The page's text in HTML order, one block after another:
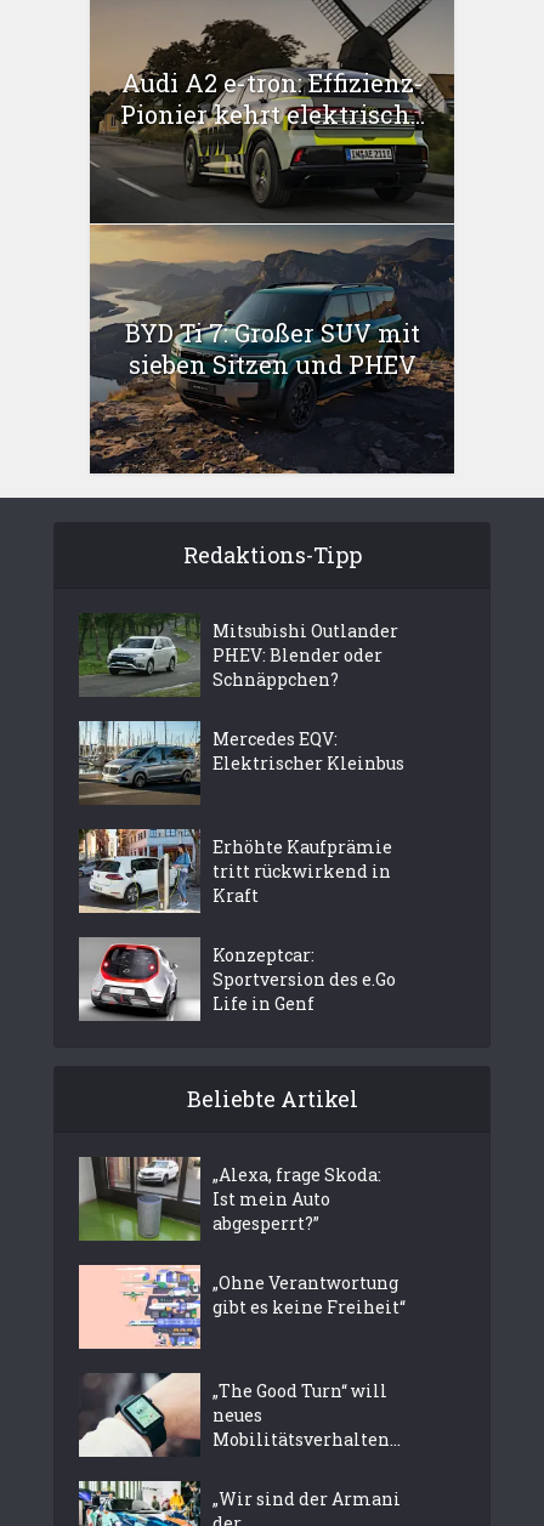
Audi A2 e-tron: Effizienz-
Pionier kehrt elektrisch...
BYD Ti 7: Großer SUV mit
sieben Sitzen und PHEV
Redaktions-Tipp
Mitsubishi Outlander
PHEV: Blender oder
Schnäppchen?
Mercedes EQV:
Elektrischer Kleinbus
Erhöhte Kaufprämie
tritt rückwirkend in
Kraft
Konzeptcar:
Sportversion des e.Go
Life in Genf
Beliebte Artikel
„Alexa, frage Skoda:
Ist mein Auto
abgesperrt?”
„Ohne Verantwortung
gibt es keine Freiheit“
„The Good Turn“ will
neues
Mobilitätsverhalten...
„Wir sind der Armani